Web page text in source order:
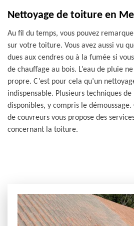
Nettoyage de toiture en
Au fil du temps, vous pouvez
sur votre toiture. Vous avez aussi vu
dues aux cendres ou à la fumée si
de chauffage au bois. L’eau de pluie
propre. C’est pour cela qu’un
indispensable. Plusieurs techniques
disponibles, y compris le
de couvreurs vous propose des
concernant la toiture.